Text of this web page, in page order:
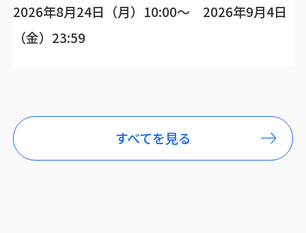
2026年8月24日（月）10:00～ 2026年9月4日
（金）23:59
すべてを見る